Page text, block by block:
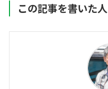
この記事を書いた人